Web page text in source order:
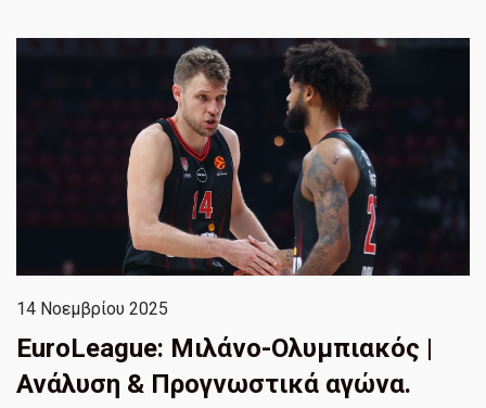
14 Νοεμβρίου 2025
EuroLeague: Μιλάνο-Ολυμπιακός |
Ανάλυση & Προγνωστικά αγώνα.